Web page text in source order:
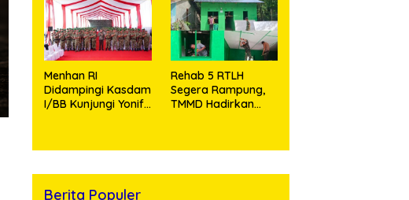
Kondusif
Brong dan
Tramadol
Menhan RI
Didampingi Kasdam
I/BB Kunjungi Yonif
Rehab 5 RTLH
Segera Rampung,
TMMD Hadirkan
Berita Populer